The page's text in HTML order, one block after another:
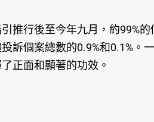
行後至今年九月，約99%的
訴個案總數的0.9%和0.1%
正面和顯著的功效。